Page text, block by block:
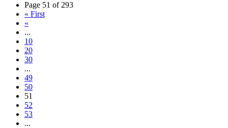
Page 51 of 293
« First
«
...
10
20
30
...
49
50
51
52
53
...